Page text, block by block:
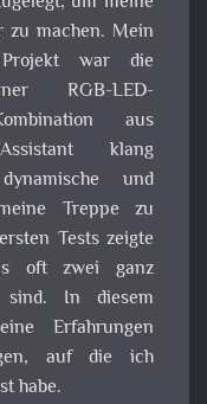
zu machen. Mein
war die
RGB-LED-
aus
klang
und
Treppe zu
Tests zeigte
oft zwei ganz
sind. In diesem
Erfahrungen
auf die ich
habe.